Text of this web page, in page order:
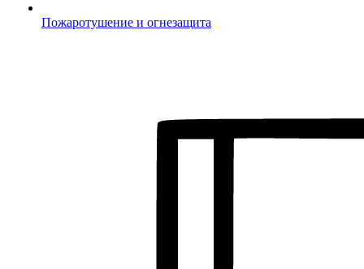
Пожаротушение и огнезащита